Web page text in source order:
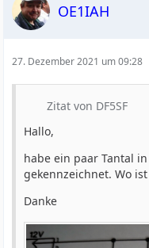
OE1IAH
27. Dezember 2021 um 09:28
Zitat von DF5SF
Hallo,
habe ein paar Tantal
gekennzeichnet. Wo
Danke